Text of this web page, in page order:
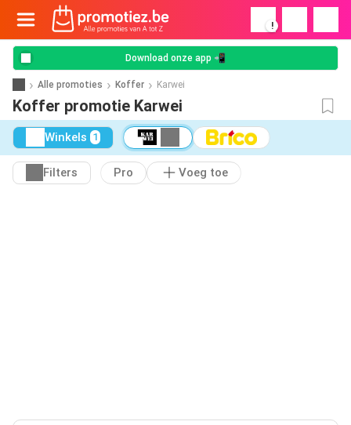
!
Download onze app 📲
Alle promoties Koffer Karwei
Koffer promotie Karwei
Winkels 1
Filters Pro Voeg toe